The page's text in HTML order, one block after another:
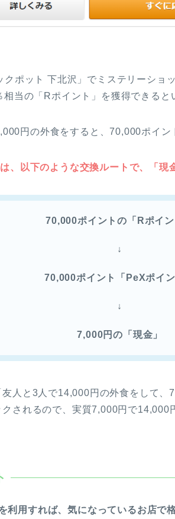
クポット 下北沢」でミステリーショ
相当の「Rポイント」を獲得できると
円の外食をすると、70,000ポイン
、以下のような交換ルートで、「現
70,000ポイントの「Rポイン
↓
70,000ポイント「PeXポイン
↓
7,000円の「現金」
友人と3人で14,000円の外食をして
されるので、実質7,000円で14,000
利用すれば、気になっているお店で